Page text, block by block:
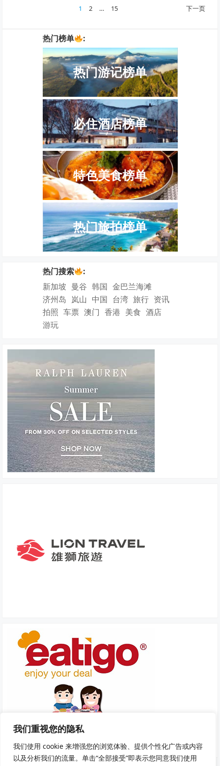
我们重视您的隐私
我们使用 cookie 来增强您的浏览体验、提供个性化广告或内容
以及分析我们的流量。单击“全部接受”即表示您同意我们使用
1 2 … 15 下一页
热门榜单 :
热门游记榜单
必住酒店榜单
特色美食榜单
热门旅拍榜单
热门搜索
:
新加坡 曼谷 韩国 金巴兰海滩
济州岛 岚山 中国 台湾 旅行 资讯
拍照 车票 澳门 香港 美食 酒店
游玩